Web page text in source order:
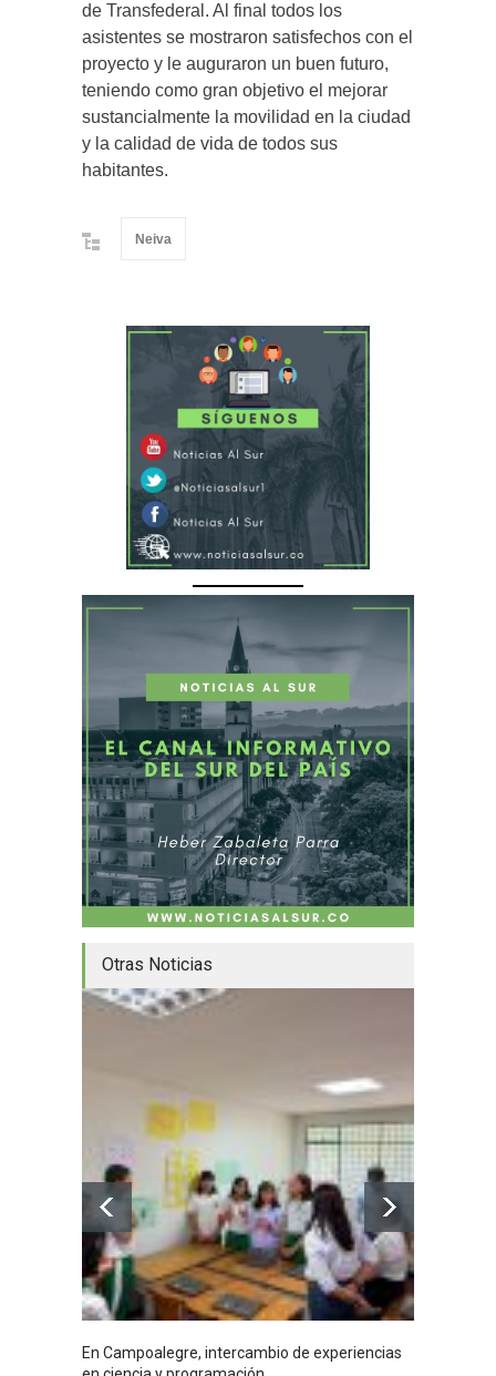
de Transfederal. Al final todos los
asistentes se mostraron satisfechos con el
proyecto y le auguraron un buen futuro,
teniendo como gran objetivo el mejorar
sustancialmente la movilidad en la ciudad
y la calidad de vida de todos sus
habitantes.
Neiva
Otras Noticias
En Campoalegre, intercambio de experiencias